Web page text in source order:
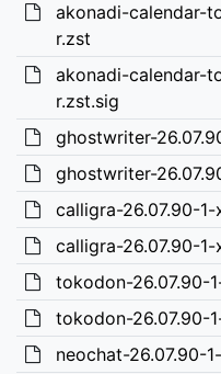
akonadi-calendar-
r.zst
akonadi-calendar-
r.zst.sig
ghostwriter-
ghostwriter-
calligra-26.07.90-
calligra-26.07.90-
tokodon-26.07.90-
tokodon-26.07.90-
neochat-26.07.90-